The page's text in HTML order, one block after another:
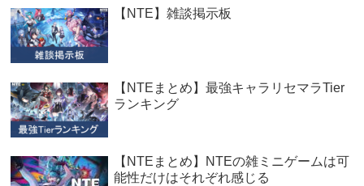
【NTE】雑談掲示板
【NTEまとめ】最強キャラリセマラTier
ランキング
【NTEまとめ】NTEの雑ミニゲームは可
能性だけはそれぞれ感じる